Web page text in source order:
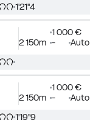
1'21''4
1 000 €
2 150m -
Auto
1 000 €
2 150m - Auto
1'19''9